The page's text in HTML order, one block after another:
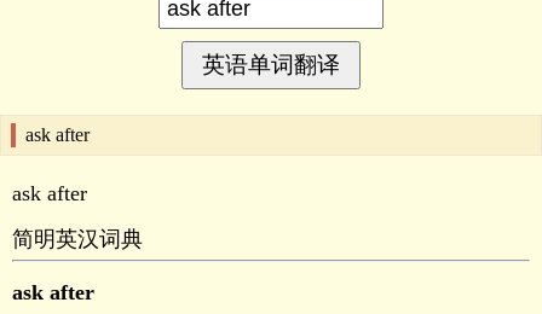
ask after
ask after
简明英汉词典
ask after